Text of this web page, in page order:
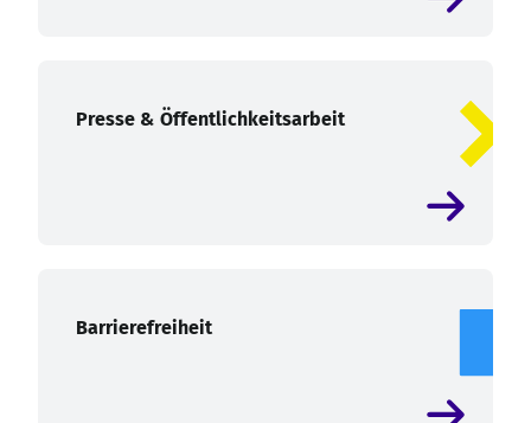
Presse & Öffentlichkeitsarbeit
Barrierefreiheit